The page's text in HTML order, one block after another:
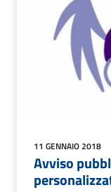
11 GENNAIO 2018
Avviso